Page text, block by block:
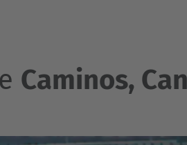
Caminos,